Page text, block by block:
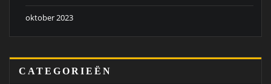
oktober 2023
CATEGORIEËN